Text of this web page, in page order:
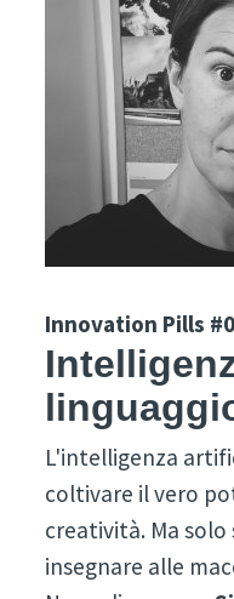
Innovation Pills
L'intelligenza
coltivare il vero
creatività. Ma solo
insegnare alle